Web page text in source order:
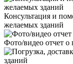
Консультация и
желаемых зданий
Фото/видео отчет о